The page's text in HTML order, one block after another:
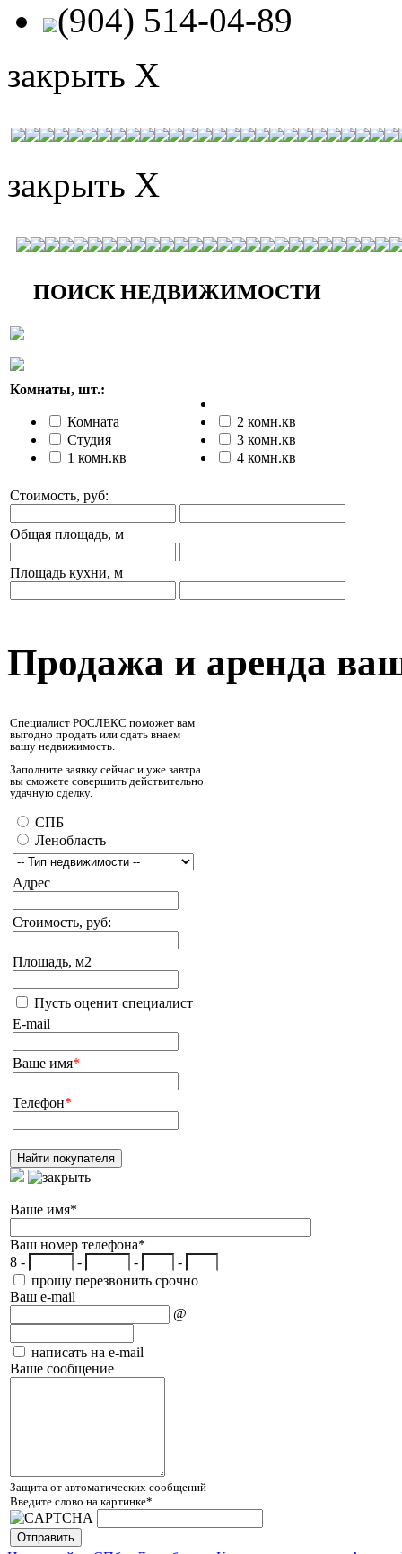
(904) 514-04-89
закрыть X
закрыть X
ПОИСК НЕДВИЖИМОСТИ
Комнаты, шт.:
Комната
Студия
1 комн.кв
2 комн.кв
3 комн.кв
4 комн.кв
Стоимость, руб:
Общая площадь, м
Площадь кухни, м
Продажа и аренда
Специалист РОСЛЕКС поможет вам
выгодно продать или сдать внаем
вашу недвижимость.
Заполните заявку сейчас и уже завтра
вы сможете совершить действительно
удачную сделку.
СПБ
Ленобласть
Адрес
Стоимость, руб:
Площадь, м2
Пусть оценит специалист
E-mail
Ваше имя*
Телефон*
Ваше имя*
Ваш номер телефона*
8 -
- -
-
прошу перезвонить срочно
Ваш e-mail
@
написать на e-mail
Ваше сообщение
Защита от автоматических сообщений
Введите слово на картинке*